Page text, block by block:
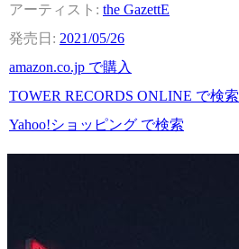
the GazettE
2021/05/26
amazon.co.jp で購入
TOWER RECORDS ONLINE で検索
Yahoo!ショッピング で検索